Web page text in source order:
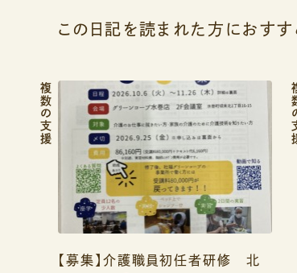
この日記を読まれた方におすす
【募集】介護職員初任者研修 北
複数の支援 複